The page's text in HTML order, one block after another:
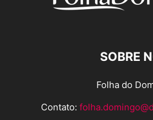
SOBRE
Folha do
Contato: